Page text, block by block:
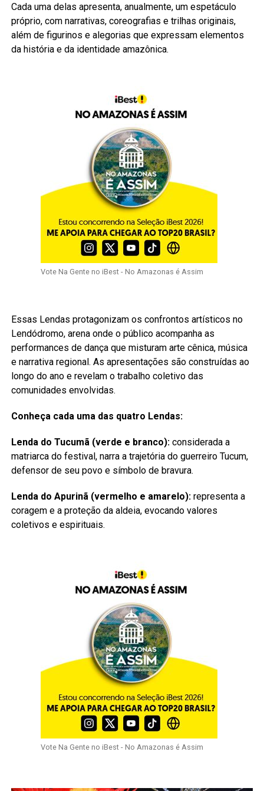
Cada uma delas apresenta, anualmente, um espetáculo
próprio, com narrativas, coreografias e trilhas originais,
além de figurinos e alegorias que expressam elementos
da história e da identidade amazônica.
Vote Na Gente no iBest - No Amazonas é Assim
Essas Lendas protagonizam os confrontos artísticos no
Lendódromo, arena onde o público acompanha as
performances de dança que misturam arte cênica, música
e narrativa regional. As apresentações são construídas ao
longo do ano e revelam o trabalho coletivo das
comunidades envolvidas.
Conheça cada uma das quatro Lendas:
Lenda do Tucumã (verde e branco):considerada a
matriarca do festival, narra a trajetória do guerreiro Tucum,
defensor de seu povo e símbolo de bravura.
Lenda do Apurinã (vermelho e amarelo):representa a
coragem e a proteção da aldeia, evocando valores
coletivos e espirituais.
Vote Na Gente no iBest - No Amazonas é Assim